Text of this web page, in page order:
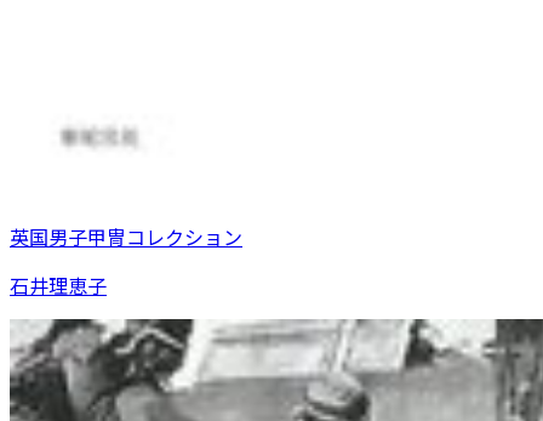
英国男子甲冑コレクション
石井理恵子